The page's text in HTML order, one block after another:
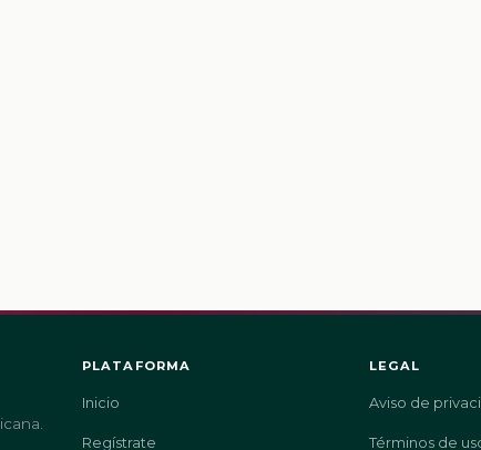
PLATAFORMA
Inicio
Regístrate
LEGAL
Aviso de
Términos de